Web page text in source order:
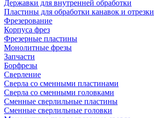
Державки для внутренней обработки
Пластины для обработки канавок и отрезки
Фрезерование
Корпуса фрез
Фрезерные пластины
Монолитные фрезы
Запчасти
Борфрезы
Сверление
Сверла со сменными пластинами
Сверла со сменными головками
Сменные сверлильные пластины
Сменные сверлильные головки